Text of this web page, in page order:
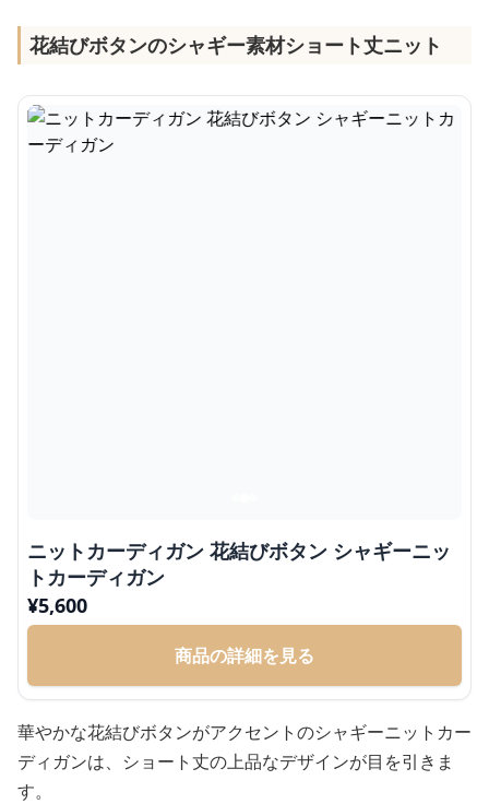
花結びボタンのシャギー素材ショート丈ニット
ニットカーディガン 花結びボタン シャギーニッ
トカーディガン
¥5,600
商品の詳細を見る
華やかな花結びボタンがアクセントのシャギーニットカー
ディガンは、ショート丈の上品なデザインが目を引きま
す。